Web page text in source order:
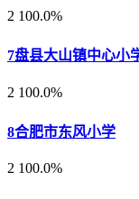
2 100.0%
7盘县大山镇中心小
2 100.0%
8合肥市东风小学
2 100.0%